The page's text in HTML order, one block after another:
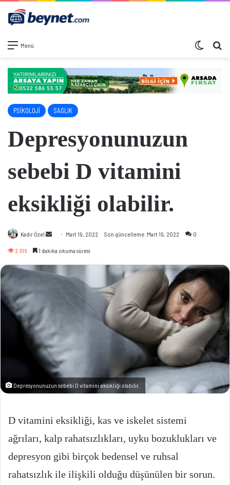
Menü Dış
PSİKOLOJİ SAĞLIK
Depresyonunuzun
sebebi D vitamini
eksikliği olabilir.
Kadir Özel
Bir
Mart 19, 2022 Son güncelleme: Mart 19, 2022 0
2.616 1 dakika okuma süresi
Depresyonunuzun sebebi D vitamini eksikliği olabilir.
D vitamini eksikliği, kas ve iskelet sistemi
ağrıları, kalp rahatsızlıkları, uyku bozuklukları ve
depresyon gibi birçok bedensel ve ruhsal
rahatsızlık ile ilişkili olduğu düşünülen bir sorun.